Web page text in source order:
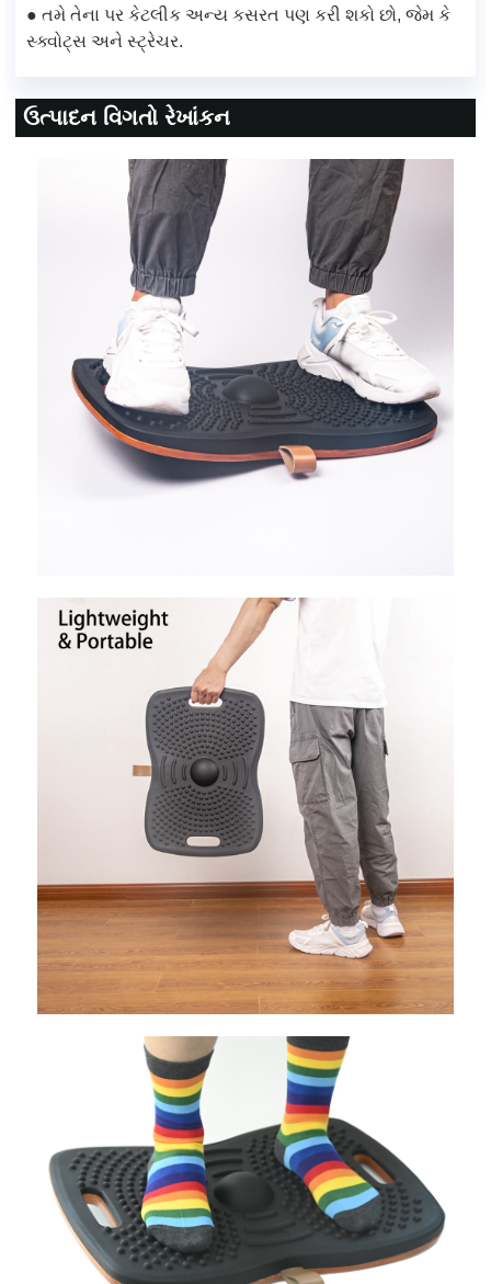
● તમે તેના પર કેટલીક અન્ય કસરત પણ કરી શકો છો, જેમ કે
સ્ક્વોટ્સ અને સ્ટ્રેચર.
ઉત્પાદન વિગતો રેખાંકન